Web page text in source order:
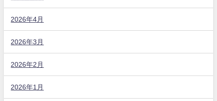
2026年4月
2026年3月
2026年2月
2026年1月